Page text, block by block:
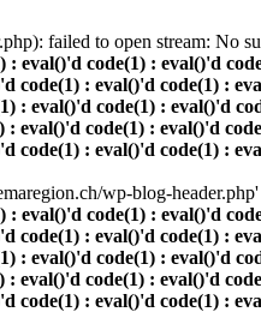
failed to open stream: No
eval()'d code(1) : eval()'d
: eval()'d code(1) :
: eval()'d code(1) : eval()'d
code(1) : eval()'d
code(1) : eval()'d code(1) :
wp-blog-
eval()'d code(1) : eval()'d
: eval()'d code(1) :
: eval()'d code(1) : eval()'d
code(1) : eval()'d
code(1) : eval()'d code(1) :